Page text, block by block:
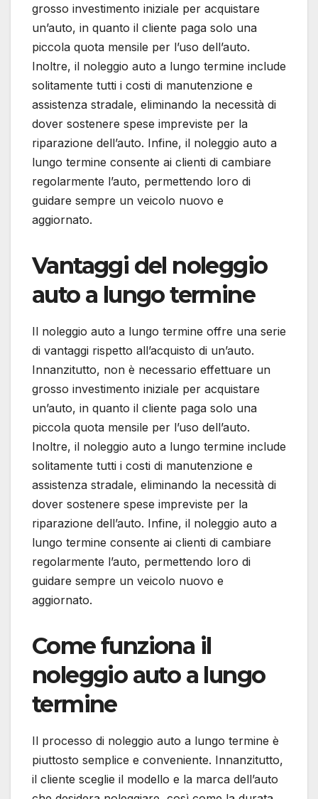
grosso investimento iniziale per acquistare
un’auto, in quanto il cliente paga solo una
piccola quota mensile per l’uso dell’auto.
Inoltre, il noleggio auto a lungo termine include
solitamente tutti i costi di manutenzione e
assistenza stradale, eliminando la necessità di
dover sostenere spese impreviste per la
riparazione dell’auto. Infine, il noleggio auto a
lungo termine consente ai clienti di cambiare
regolarmente l’auto, permettendo loro di
guidare sempre un veicolo nuovo e
aggiornato.
Vantaggi del noleggio
auto a lungo termine
Il noleggio auto a lungo termine offre una serie
di vantaggi rispetto all’acquisto di un’auto.
Innanzitutto, non è necessario effettuare un
grosso investimento iniziale per acquistare
un’auto, in quanto il cliente paga solo una
piccola quota mensile per l’uso dell’auto.
Inoltre, il noleggio auto a lungo termine include
solitamente tutti i costi di manutenzione e
assistenza stradale, eliminando la necessità di
dover sostenere spese impreviste per la
riparazione dell’auto. Infine, il noleggio auto a
lungo termine consente ai clienti di cambiare
regolarmente l’auto, permettendo loro di
guidare sempre un veicolo nuovo e
aggiornato.
Come funziona il
noleggio auto a lungo
termine
Il processo di noleggio auto a lungo termine è
piuttosto semplice e conveniente. Innanzitutto,
il cliente sceglie il modello e la marca dell’auto